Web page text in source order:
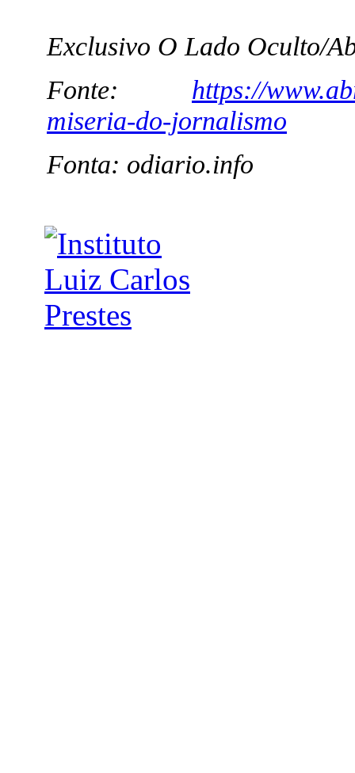
Exclusivo O Lado Oculto/
Fonte: https://
miseria-do-jornalismo
Fonta: odiario.info